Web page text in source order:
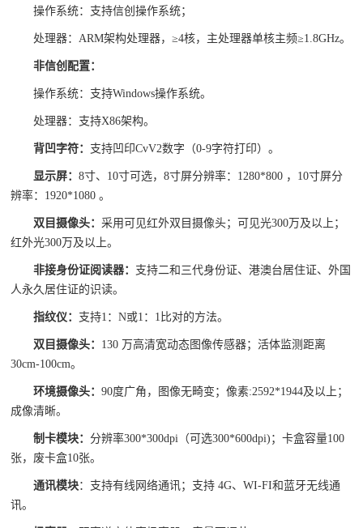
操作系统：支持信创操作系统；
处理器：ARM架构处理器，≥4核，主处理器单核主频≥1.8GHz。
非信创配置：
操作系统：支持Windows操作系统。
处理器：支持X86架构。
背凹字符： 支持凹印CvV2数字（0-9字符打印）。
显示屏：8寸、10寸可选，8寸屏分辨率：1280*800 ， 10寸屏分
辨率：1920*1080。
双目摄像头：采用可见红外双目摄像头；可见光300万及以上；
红外光300万及以上。
非接身份证阅读器： 支持二和三代身份证、港澳台居住证、外国
人永久居住证的识读。
指纹仪： 支持1：N或1：1比对的方法。
双目摄像头： 130 万高清宽动态图像传感器；活体监测距离
30cm-100cm。
环境摄像头：90度广角，图像无畸变；像素:2592*1944及以上；
成像清晰。
制卡模块：分辨率300*300dpi（可选300*600dpi)；卡盒容量100
张，废卡盒10张。
通讯模块：支持有线网络通讯；支持 4G、WI-FI和蓝牙无线通
讯。